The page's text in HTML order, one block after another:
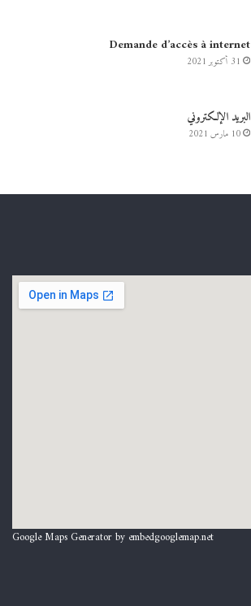
Demande d’accès à internet
31 أكتوبر 2021
البريد الإلكتروني
10 مارس 2021
Google Maps Generator by embedgooglemap.net